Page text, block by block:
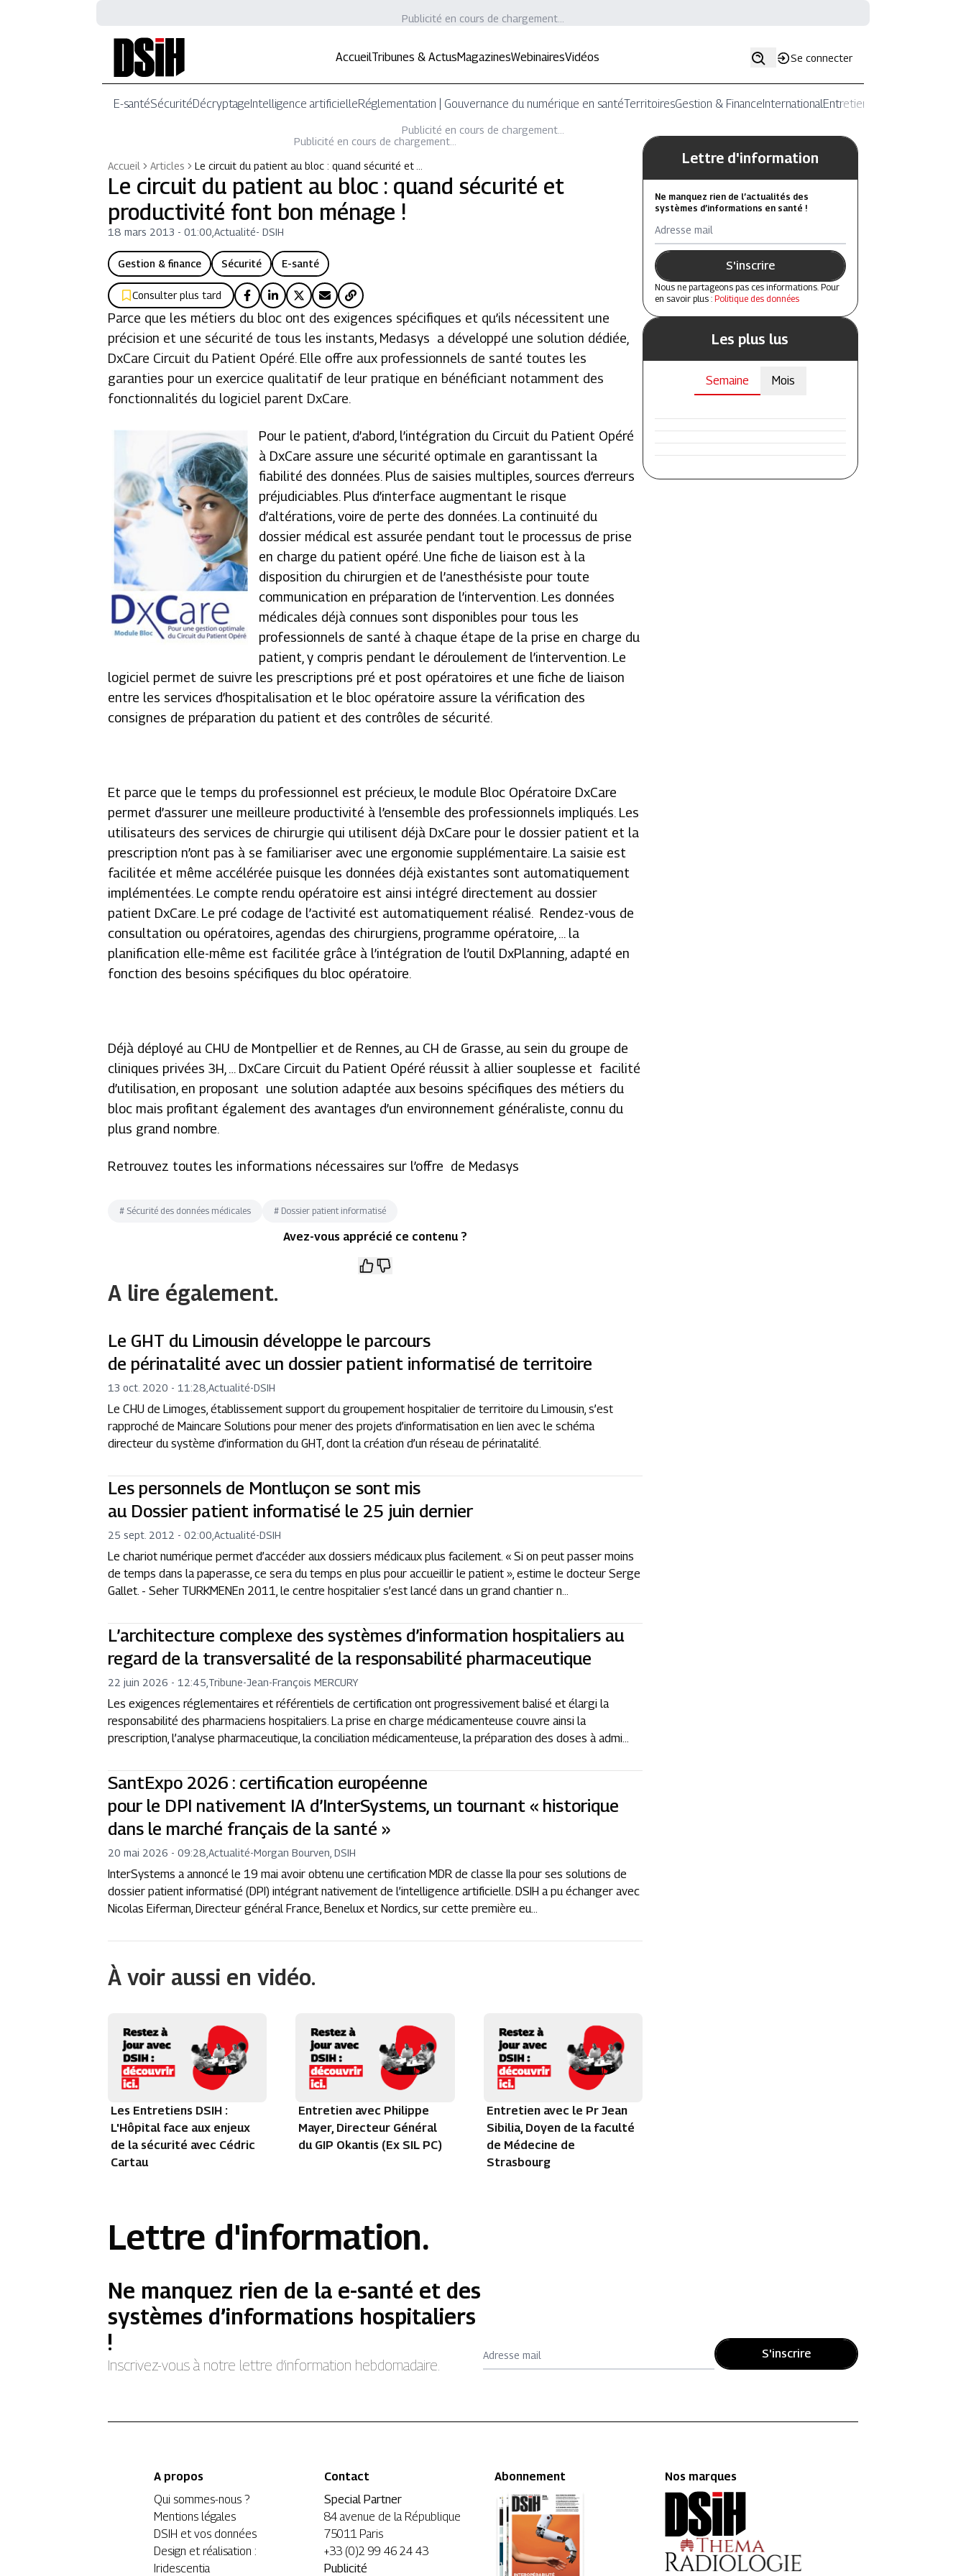
Publicité en cours de chargement...
AccueilTribunes & ActusMagazinesWebinairesVidéos Se connecter
E-santéSécuritéDécryptageIntelligence artificielleRéglementation | Gouvernance du numérique en santéTerritoiresGestion & FinanceInternationalEntretiens
Publicité en cours de chargement...
Publicité en cours de chargement...
Accueil
Articles Le circuit du patient au bloc : quand sécurité et …
Le circuit du patient au bloc : quand sécurité et
productivité font bon ménage !
18 mars 2013 - 01:00 ,Actualité-DSIH
Gestion & finance Sécurité E-santé
Consulter plus tard
Parce que les métiers du bloc ont des exigences spécifiques et qu’ils nécessitent une
précision et une sécurité de tous les instants, Medasys a développé une solution dédiée,
DxCare Circuit du Patient Opéré. Elle offre aux professionnels de santé toutes les
garanties pour un exercice qualitatif de leur pratique en bénéficiant notamment des
fonctionnalités du logiciel parent DxCare.
Pour le patient, d’abord, l’intégration du Circuit du Patient Opéré
à DxCare assure une sécurité optimale en garantissant la
fiabilité des données. Plus de saisies multiples, sources d’erreurs
préjudiciables. Plus d’interface augmentant le risque
d’altérations, voire de perte des données. La continuité du
dossier médical est assurée pendant tout le processus de prise
en charge du patient opéré. Une fiche de liaison est à la
disposition du chirurgien et de l’anesthésiste pour toute
communication en préparation de l’intervention. Les données
médicales déjà connues sont disponibles pour tous les
professionnels de santé à chaque étape de la prise en charge du
patient, y compris pendant le déroulement de l’intervention. Le
logiciel permet de suivre les prescriptions pré et post opératoires et une fiche de liaison
entre les services d’hospitalisation et le bloc opératoire assure la vérification des
consignes de préparation du patient et des contrôles de sécurité.
Et parce que le temps du professionnel est précieux, le module Bloc Opératoire DxCare
permet d’assurer une meilleure productivité à l’ensemble des professionnels impliqués. Les
utilisateurs des services de chirurgie qui utilisent déjà DxCare pour le dossier patient et la
prescription n’ont pas à se familiariser avec une ergonomie supplémentaire. La saisie est
facilitée et même accélérée puisque les données déjà existantes sont automatiquement
implémentées. Le compte rendu opératoire est ainsi intégré directement au dossier
patient DxCare. Le pré codage de l’activité est automatiquement réalisé. Rendez-vous de
consultation ou opératoires, agendas des chirurgiens, programme opératoire, … la
planification elle-même est facilitée grâce à l’intégration de l’outil DxPlanning, adapté en
fonction des besoins spécifiques du bloc opératoire.
Déjà déployé au CHU de Montpellier et de Rennes, au CH de Grasse, au sein du groupe de
cliniques privées 3H, … DxCare Circuit du Patient Opéré réussit à allier souplesse et facilité
d’utilisation, en proposant une solution adaptée aux besoins spécifiques des métiers du
bloc mais profitant également des avantages d’un environnement généraliste, connu du
plus grand nombre.
Retrouvez toutes les informations nécessaires sur l’offre de Medasys
# Sécurité des données médicales # Dossier patient informatisé
Avez-vous apprécié ce contenu ?
A lire également.
Le GHT du Limousin développe le parcours
de périnatalité avec un dossier patient informatisé de territoire
13 oct. 2020 - 11:28 ,Actualité-DSIH
Le CHU de Limoges, établissement support du groupement hospitalier de territoire du Limousin, s’est
rapproché de Maincare Solutions pour mener des projets d’informatisation en lien avec le schéma
directeur du système d’information du GHT, dont la création d’un réseau de périnatalité.
Les personnels de Montluçon se sont mis
au Dossier patient informatisé le 25 juin dernier
25 sept. 2012 - 02:00 ,Actualité-DSIH
Le chariot numérique permet d’accéder aux dossiers médicaux plus facilement. « Si on peut passer moins
de temps dans la paperasse, ce sera du temps en plus pour accueillir le patient », estime le docteur Serge
Gallet. - Seher TURKMENEn 2011, le centre hospitalier s’est lancé dans un grand chantier n...
L’architecture complexe des systèmes d’information hospitaliers au
regard de la transversalité de la responsabilité pharmaceutique
22 juin 2026 - 12:45 Tribune-Jean-François MERCURY
Les exigences réglementaires et référentiels de certification ont progressivement balisé et élargi la
responsabilité des pharmaciens hospitaliers. La prise en charge médicamenteuse couvre ainsi la
prescription, l’analyse pharmaceutique, la conciliation médicamenteuse, la préparation des doses à admi...
SantExpo 2026 : certification européenne
pour le DPI nativement IA d’InterSystems, un tournant « historique
dans le marché français de la santé »
20 mai 2026 - 09:28 ,Actualité-Morgan Bourven, DSIH
InterSystems a annoncé le 19 mai avoir obtenu une certification MDR de classe IIa pour ses solutions de
dossier patient informatisé (DPI) intégrant nativement de l’intelligence artificielle. DSIH a pu échanger avec
Nicolas Eiferman, Directeur général France, Benelux et Nordics, sur cette première eu...
À voir aussi en vidéo.
Les Entretiens DSIH :
L'Hôpital face aux enjeux
de la sécurité avec Cédric
Cartau
Entretien avec Philippe
Mayer, Directeur Général
du GIP Okantis (Ex SIL PC)
Entretien avec le Pr Jean
Sibilia, Doyen de la faculté
de Médecine de
Strasbourg
Lettre d'information
Ne manquez rien de l’actualités des
systèmes d’informations en santé !
Adresse mail
S'inscrire
Nous ne partageons pas ces informations. Pour
en savoir plus : Politique des données
Les plus lus
Semaine Mois
Lettre d'information.
Ne manquez rien de la e-santé et des
systèmes d’informations hospitaliers
!
Inscrivez-vous à notre lettre d’information hebdomadaire.
Adresse mail S'inscrire
A propos
Qui sommes-nous ?
Mentions légales
DSIH et vos données
Design et réalisation :
Iridescentia
Contact
Special Partner
84 avenue de la République
75011 Paris
+33 (0)2 99 46 24 43
Publicité
Abonnement Nos marques